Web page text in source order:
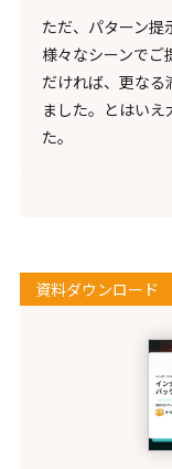
ただ、パターン提
様々なシーンでご
だければ、更なる
ました。とはい
た。
資料ダウンロード